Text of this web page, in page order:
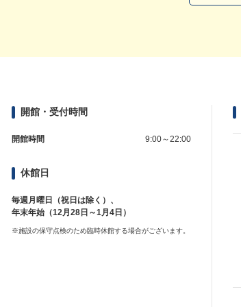
開館・受付時間
開館時間 9:00～22:00
休館日
毎週月曜日（祝日は除く）、
年末年始（12月28日～1月4日）
※施設の保守点検のため臨時休館する場合がございます。